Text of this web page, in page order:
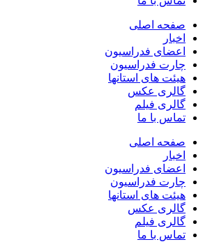
صفحه اصلی
اخبار
اعضای فدراسیون
چارت فدراسیون
هیئت های استانها
گالری عکس
گالری فیلم
تماس با ما
صفحه اصلی
اخبار
اعضای فدراسیون
چارت فدراسیون
هیئت های استانها
گالری عکس
گالری فیلم
تماس با ما